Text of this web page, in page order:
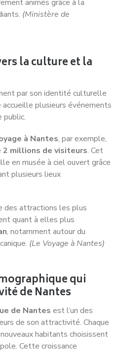
par son identité culturelle
plusieurs événements
public.
à Nantes
en musée à ciel ouvert grâce
plusieurs lieux
, notamment autour du
(Le Voyage à Nantes)
de Nantes
de Nantesest l’un des
de son attractivité. Chaque
habitants choisissent
Cette croissance
de plusieurs facteurs :
de vie et situation